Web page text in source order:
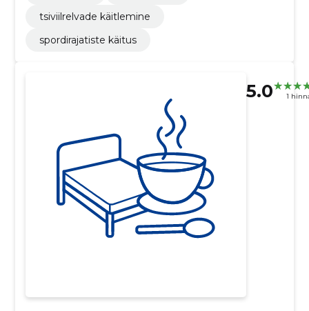
tsiviilrelvade käitlemine
spordirajatiste käitus
5.0 1